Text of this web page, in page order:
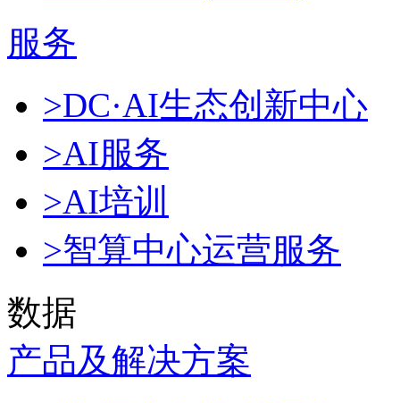
服务
>DC·AI生态创新中心
>AI服务
>AI培训
>智算中心运营服务
数据
产品及解决方案